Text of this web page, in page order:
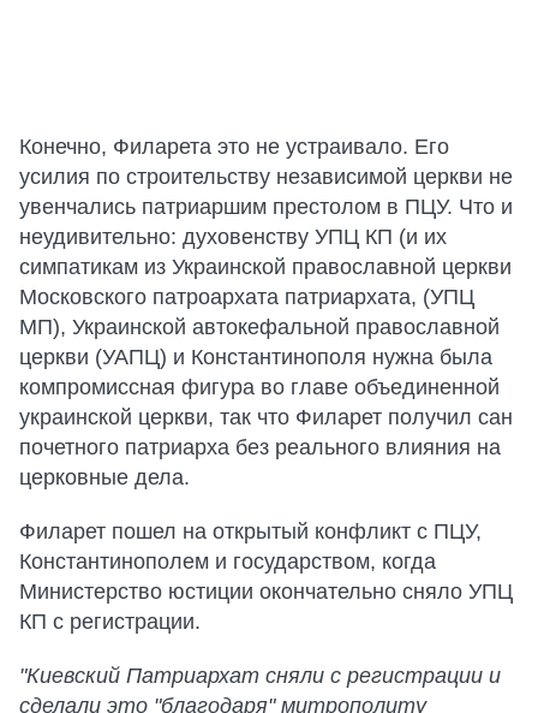
Конечно, Филарета это не устраивало. Его
усилия по строительству независимой церкви не
увенчались патриаршим престолом в ПЦУ. Что и
неудивительно: духовенству УПЦ КП (и их
симпатикам из Украинской православной церкви
Московского патроархата патриархата, (УПЦ
МП), Украинской автокефальной православной
церкви (УАПЦ) и Константинополя нужна была
компромиссная фигура во главе объединенной
украинской церкви, так что Филарет получил сан
почетного патриарха без реального влияния на
церковные дела.
Филарет пошел на открытый конфликт с ПЦУ,
Константинополем и государством, когда
Министерство юстиции окончательно сняло УПЦ
КП с регистрации.
"Киевский Патриархат сняли с регистрации и
сделали это "благодаря" митрополиту